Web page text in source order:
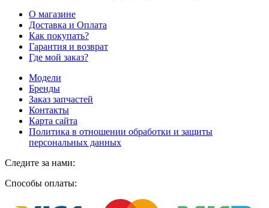
О магазине
Доставка и Оплата
Как покупать?
Гарантия и возврат
Где мой заказ?
Модели
Бренды
Заказ запчастей
Контакты
Карта сайта
Политика в отношении обработки и защиты
персональных данных
Следите за нами:
Способы оплаты: